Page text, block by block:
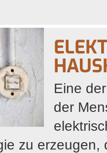
Eine
der
zu erzeugen,